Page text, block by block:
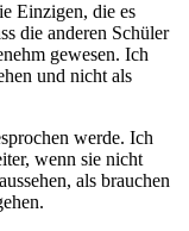
Einzigen, die es
die anderen Schüler
gewesen. Ich
und nicht als
werde. Ich
wenn sie nicht
als brauchen